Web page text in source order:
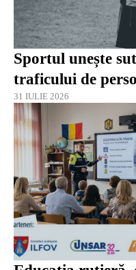
Sportul unește
traficului de
31 IULIE 2026